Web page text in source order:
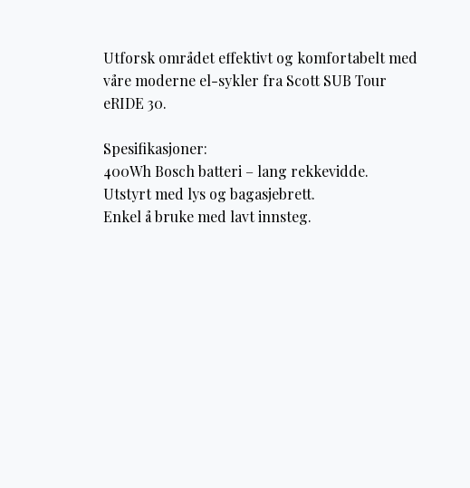
Utforsk området effektivt og komfortabelt med
våre moderne el-sykler fra Scott SUB Tour
eRIDE 30.
Spesifikasjoner:
400Wh Bosch batteri – lang rekkevidde.
Utstyrt med lys og bagasjebrett.
Enkel å bruke med lavt innsteg.